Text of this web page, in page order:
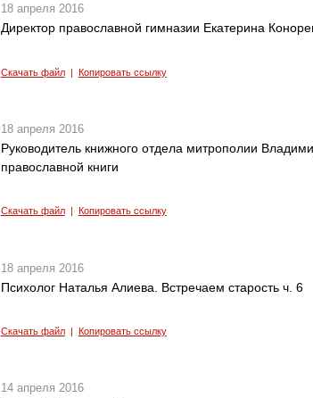
18 апреля 2016
Директор православной гимназии Екатерина
Скачать файл| Копировать ссылку
18 апреля 2016
Руководитель книжного отдела митрополии
православной книги
Скачать файл| Копировать ссылку
18 апреля 2016
Психолог Наталья Алиева. Встречаем старость ч. 6
Скачать файл| Копировать ссылку
14 апреля 2016